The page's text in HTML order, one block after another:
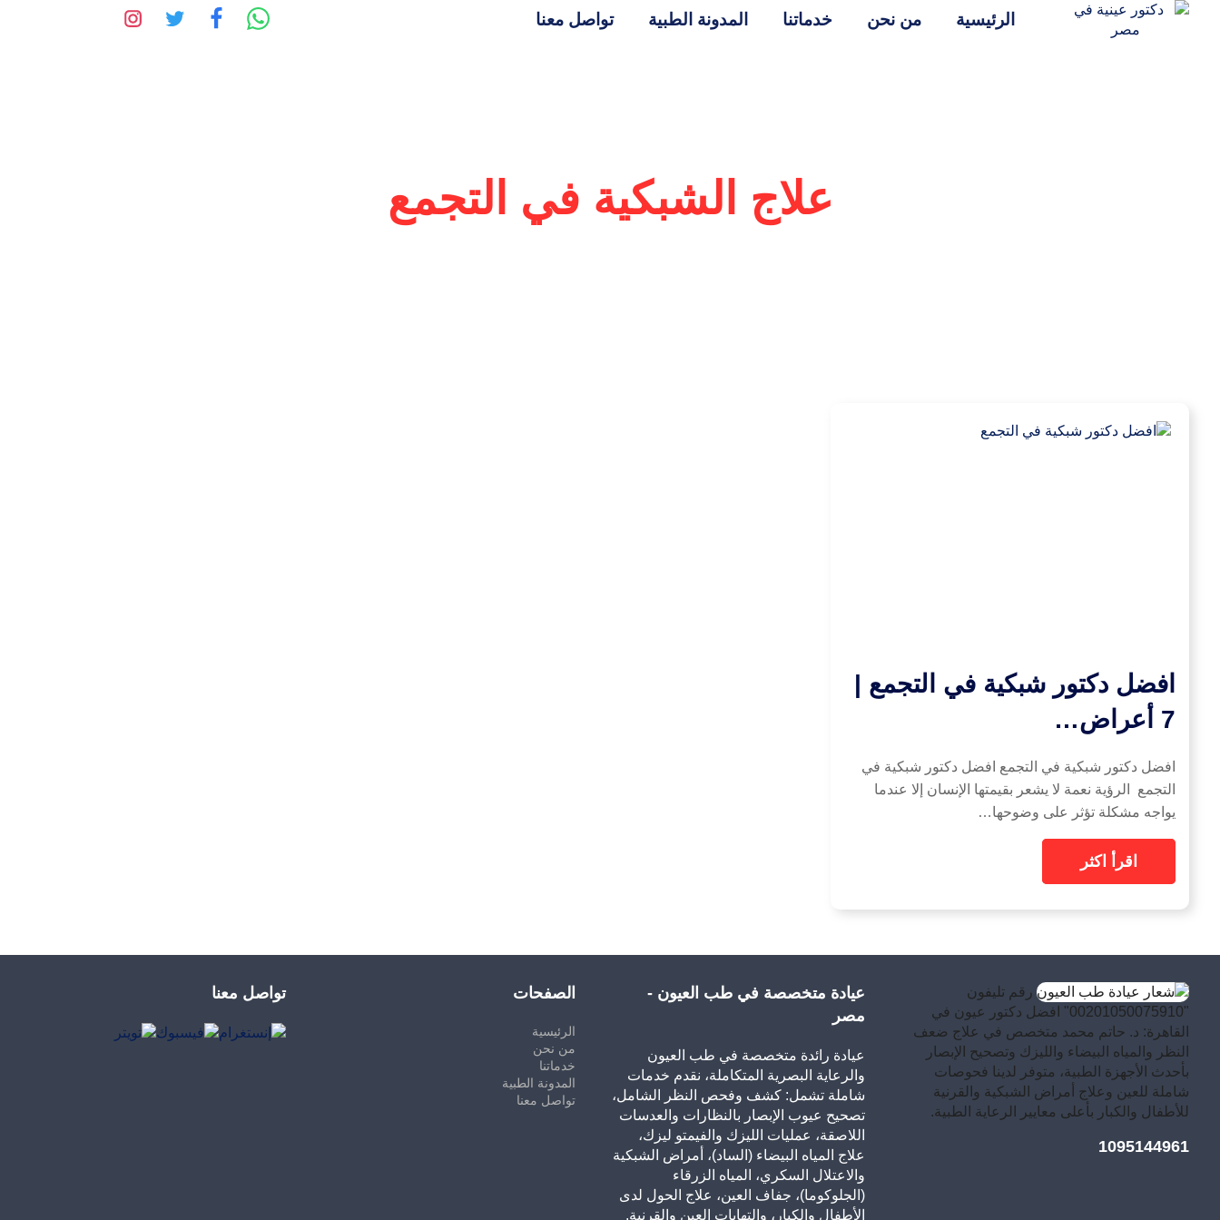
الرئيسية من نحن خدماتنا المدونة الطبية تواصل معنا
علاج الشبكية في التجمع
افضل دكتور شبكية في التجمع |
7 أعراض…
افضل دكتور شبكية في التجمع افضل دكتور شبكية في
التجمع الرؤية نعمة لا يشعر بقيمتها الإنسان إلا عندما
يواجه مشكلة تؤثر على وضوحها…
اقرأ اكثر
رقم تليفون
"00201050075910" افضل دكتور عيون في
القاهرة: د. حاتم محمد متخصص في علاج ضعف
النظر والمياه البيضاء والليزك وتصحيح الإبصار
بأحدث الأجهزة الطبية، متوفر لدينا فحوصات
شاملة للعين وعلاج أمراض الشبكية والقرنية
للأطفال والكبار بأعلى معايير الرعاية الطبية.
1095144961
عيادة متخصصة في طب العيون -
مصر
عيادة رائدة متخصصة في طب العيون
والرعاية البصرية المتكاملة، نقدم خدمات
شاملة تشمل: كشف وفحص النظر الشامل،
تصحيح عيوب الإبصار بالنظارات والعدسات
اللاصقة، عمليات الليزك والفيمتو ليزك،
علاج المياه البيضاء (الساد)، أمراض الشبكية
والاعتلال السكري، المياه الزرقاء
(الجلوكوما)، جفاف العين، علاج الحول لدى
الأطفال والكبار، والتهابات العين والقرنية.
الصفحات
الرئيسية
من نحن
خدماتنا
المدونة الطبية
تواصل معنا
تواصل معنا